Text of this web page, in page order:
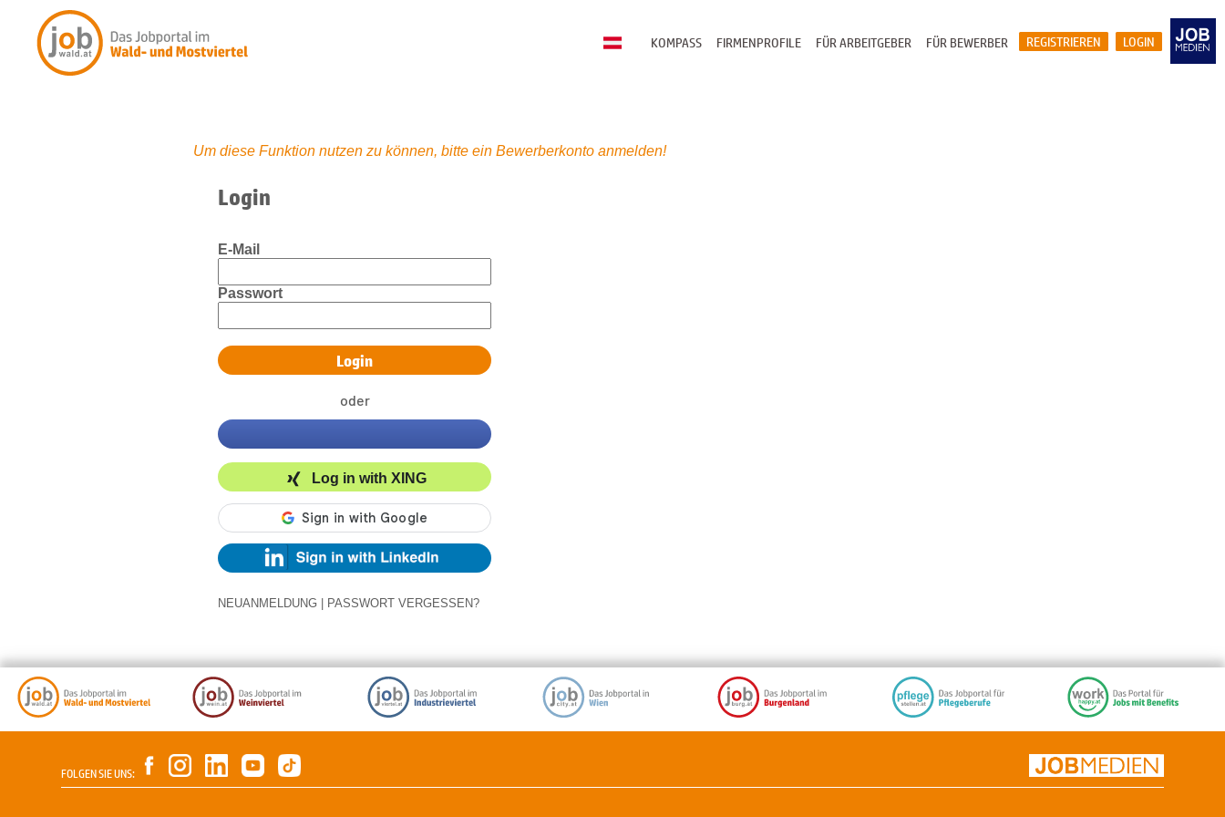
LOGIN
REGISTRIEREN
FÜR BEWERBER
FÜR ARBEITGEBER
FIRMENPROFILE
KOMPASS
Um diese Funktion nutzen zu können, bitte ein Bewerberkonto anmelden!
Login
E-Mail
Passwort
oder
Log in with XING
NEUANMELDUNG PASSWORT VERGESSEN?
FOLGEN SIE UNS: